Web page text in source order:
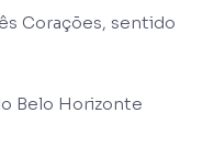
Corações, sentido
Belo Horizonte